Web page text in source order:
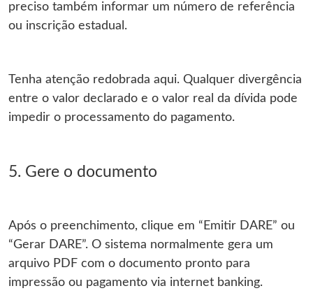
preciso também informar um número de referência
ou inscrição estadual.
Tenha atenção redobrada aqui. Qualquer divergência
entre o valor declarado e o valor real da dívida pode
impedir o processamento do pagamento.
5. Gere o documento
Após o preenchimento, clique em “Emitir DARE” ou
“Gerar DARE”. O sistema normalmente gera um
arquivo PDF com o documento pronto para
impressão ou pagamento via internet banking.